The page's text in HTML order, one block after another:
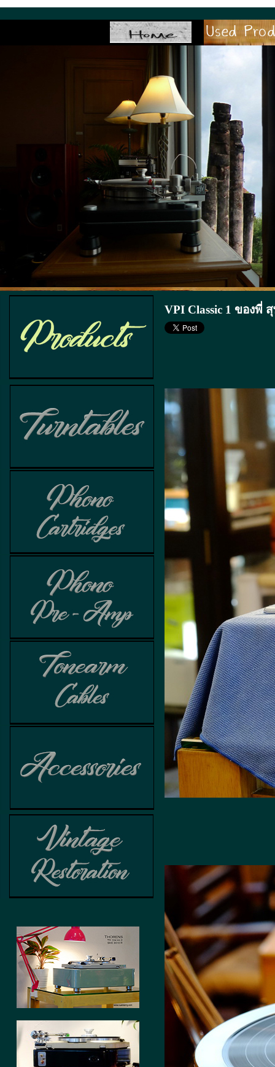
VPI Classic 1 ของพี่